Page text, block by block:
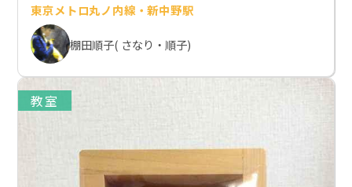
東京メトロ丸ノ内線・新中野駅
棚田順子( さなり・順子)
教室